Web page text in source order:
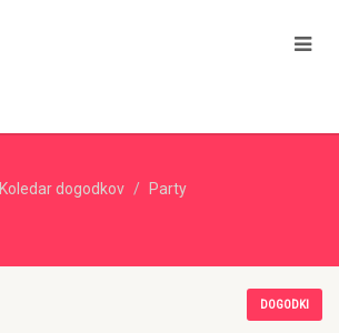
Koledar dogodkov
Party
DOGODKI